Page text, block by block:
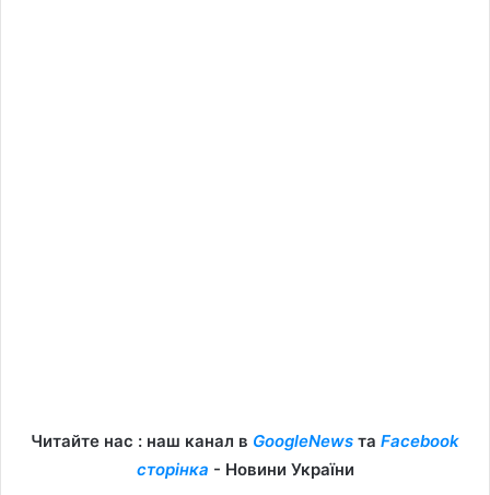
Читайте нас : наш канал в GoogleNews та Facebook
сторінка - Новини України